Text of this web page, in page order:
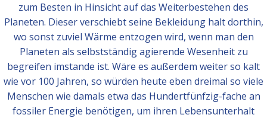
zum Besten in Hinsicht auf das Weiterbestehen des
Planeten. Dieser verschiebt seine Bekleidung halt dorthin,
wo sonst zuviel Wärme entzogen wird, wenn man den
Planeten als selbstständig agierende Wesenheit zu
begreifen imstande ist. Wäre es außerdem weiter so kalt
wie vor 100 Jahren, so würden heute eben dreimal so viele
Menschen wie damals etwa das Hundertfünfzig-fache an
fossiler Energie benötigen, um ihren Lebensunterhalt